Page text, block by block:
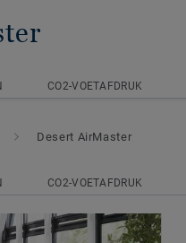
CO2-VOETAFDRUK
Desert AirMaster
CO2-VOETAFDRUK